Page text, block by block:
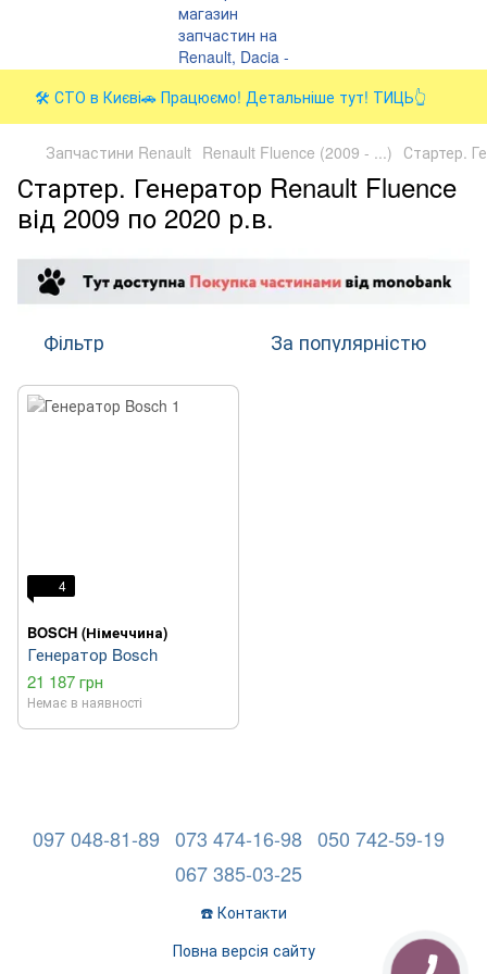
🛠️ СТО в Києві🚗 Працюємо! Детальніше тут! ТИЦЬ👆
Запчастини Renault Renault Fluence (2009 - ...) Стартер.
Стартер. Генератор Renault Fluence
від 2009 по 2020 р.в.
Фільтр За популярністю
4
BOSCH (Німеччина)
Генератор Bosch
21 187 грн
Немає в наявності
097 048-81-89 073 474-16-98 050 742-59-19
067 385-03-25
☎️ Контакти
Повна версія сайту